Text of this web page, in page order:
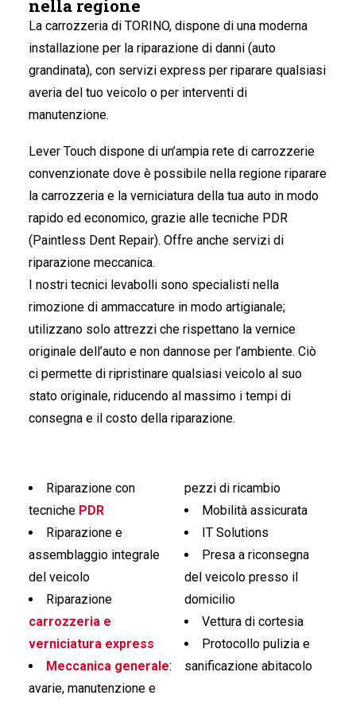
nella regione
La carrozzeria di TORINO, dispone di una moderna
installazione per la riparazione di danni (auto
grandinata), con servizi express per riparare qualsiasi
averia del tuo veicolo o per interventi di
manutenzione.
Lever Touch dispone di un’ampia rete di carrozzerie
convenzionate dove è possibile nella regione riparare
la carrozzeria e la verniciatura della tua auto in modo
rapido ed economico, grazie alle tecniche PDR
(Paintless Dent Repair). Offre anche servizi di
riparazione meccanica.
I nostri tecnici levabolli sono specialisti nella
rimozione di ammaccature in modo artigianale;
utilizzano solo attrezzi che rispettano la vernice
originale dell’auto e non dannose per l’ambiente. Ciò
ci permette di ripristinare qualsiasi veicolo al suo
stato originale, riducendo al massimo i tempi di
consegna e il costo della riparazione.
Riparazione con
tecniche PDR
Riparazione e
assemblaggio integrale
del veicolo
Riparazione
carrozzeria e
verniciatura express
Meccanica generale:
avarie, manutenzione e
pezzi di ricambio
Mobilità assicurata
IT Solutions
Presa a riconsegna
del veicolo presso il
domicilio
Vettura di cortesia
Protocollo pulizia e
sanificazione abitacolo